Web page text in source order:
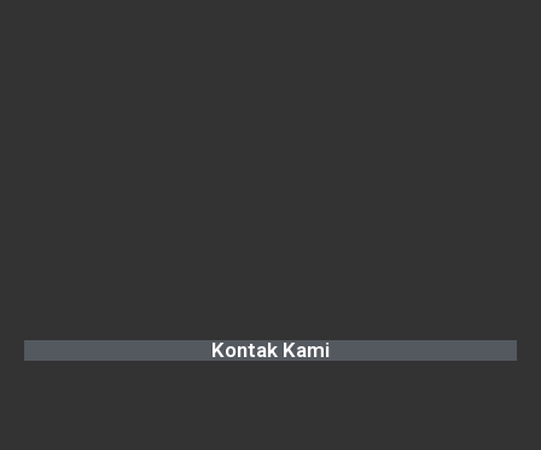
Kontak Kami